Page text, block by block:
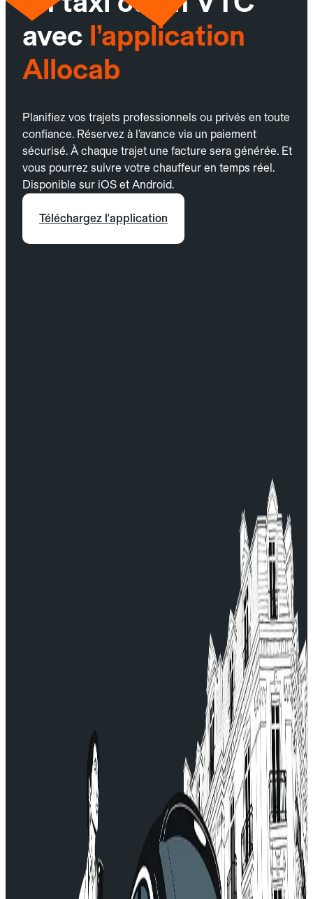
avec l’application
Allocab
Planifiez vos trajets professionnels ou privés en toute
confiance. Réservez à l’avance via un paiement
sécurisé. À chaque trajet une facture sera générée. Et
vous pourrez suivre votre chauffeur en temps réel.
Disponible sur iOS et Android.
Téléchargez l'application